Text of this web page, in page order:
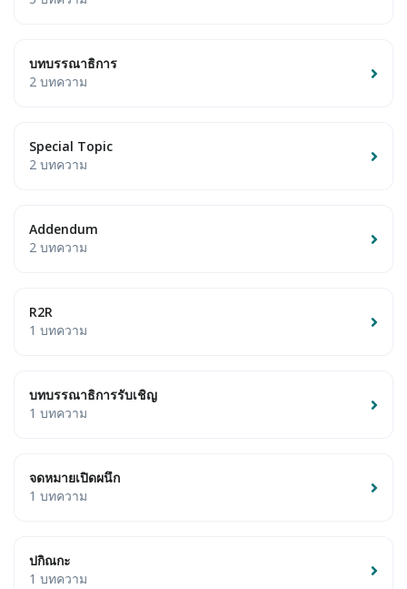
บทบรรณาธิการ
2 บทความ
Special Topic
2 บทความ
Addendum
2 บทความ
R2R
1 บทความ
บทบรรณาธิการรับเชิญ
1 บทความ
จดหมายเปิดผนึก
1 บทความ
ปกิณกะ
1 บทความ